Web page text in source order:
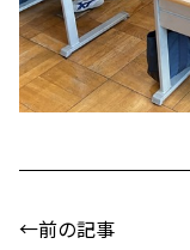
←前の記事